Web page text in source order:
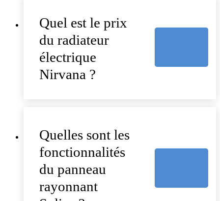
Quel est le prix
du radiateur
électrique
Nirvana ?
Quelles sont les
fonctionnalités
du panneau
rayonnant